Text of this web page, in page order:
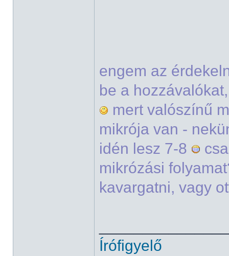
engem az
be a
mert valószínű
mikrója van -
idén lesz 7-8
mikrózási
kavargatni, vagy
Írófigyelő